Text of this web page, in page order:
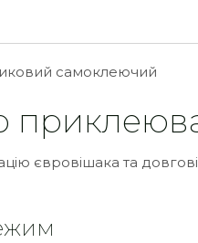
євровішака та